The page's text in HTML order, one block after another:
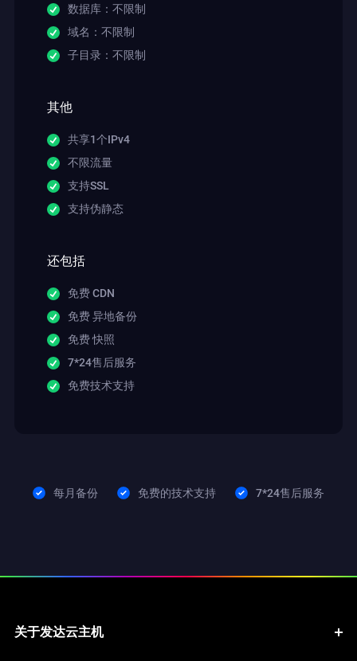
数据库：不限制
域名：不限制
子目录：不限制
其他
共享1个IPv4
不限流量
支持SSL
支持伪静态
还包括
免费 CDN
免费 异地备份
免费 快照
7*24售后服务
免费技术支持
每月备份 免费的技术支持 7*24售后服务
关于发达云主机